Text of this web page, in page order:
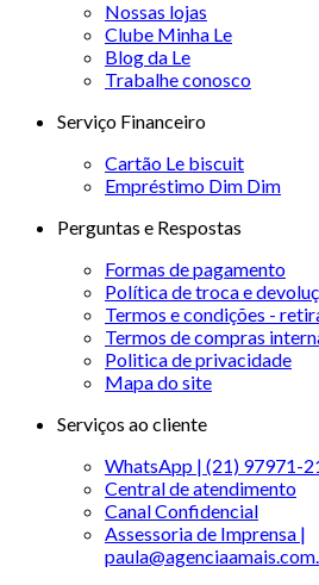
Nossas lojas
Clube Minha Le
Blog da Le
Trabalhe conosco
Serviço Financeiro
Cartão Le biscuit
Empréstimo Dim Dim
Perguntas e Respostas
Formas de pagamento
Política de troca e
Termos e condições -
Termos de compras
Politica de privacidade
Mapa do site
Serviços ao cliente
WhatsApp | (21) 97971-
Central de atendimento
Canal Confidencial
Assessoria de Imprensa |